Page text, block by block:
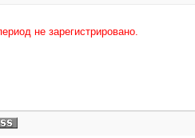
не зарегистрировано.